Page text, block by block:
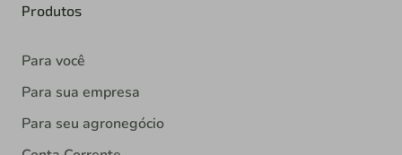
Produtos
Para você
Para sua empresa
Para seu agronegócio